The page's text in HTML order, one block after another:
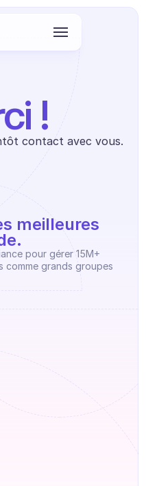
vous!
contact avec vous.
meilleures
pour gérer 15M+
grands groupes